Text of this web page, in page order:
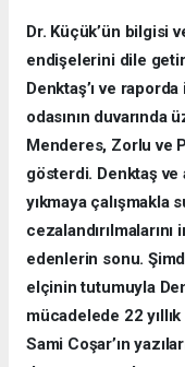
Dr. Küçük’ün bilgisi
endişelerini dile
Denktaş’ı ve raporda
odasının duvarında
Menderes, Zorlu ve
gösterdi. Denktaş ve
yıkmaya çalışmakla
edenlerin sonu.
elçinin tutumuyla
mücadelede 22
Sami Coşar’ın